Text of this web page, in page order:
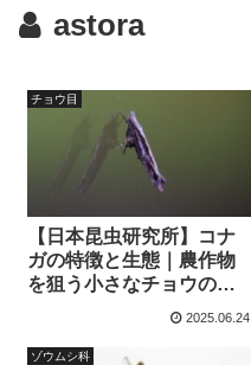
astora
チョウ目
【日本昆虫研究所】コナ
ガの特徴と生態｜農作物
を狙う小さなチョウの正
2025.06.24
ゾウムシ科